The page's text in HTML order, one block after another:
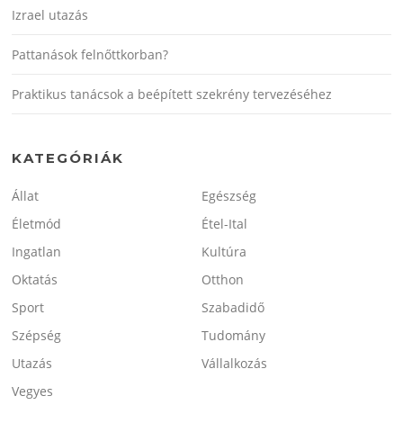
Izrael utazás
Pattanások felnőttkorban?
Praktikus tanácsok a beépített szekrény tervezéséhez
KATEGÓRIÁK
Állat
Egészség
Életmód
Étel-Ital
Ingatlan
Kultúra
Oktatás
Otthon
Sport
Szabadidő
Szépség
Tudomány
Utazás
Vállalkozás
Vegyes